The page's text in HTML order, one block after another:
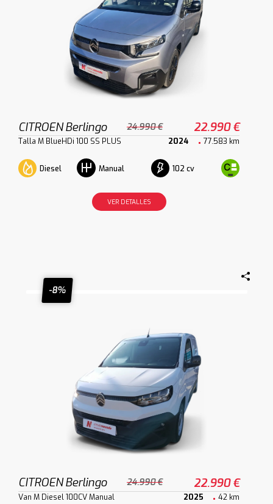
CITROEN Berlingo 24.990 € 22.990 €
Talla M BlueHDi 100 SS PLUS 2024 77.583 km
Diesel Manual 102 cv
VER DETALLES
-8%
CITROEN Berlingo 24.990 € 22.990 €
Van M Diesel 100CV Manual 2025 42 km